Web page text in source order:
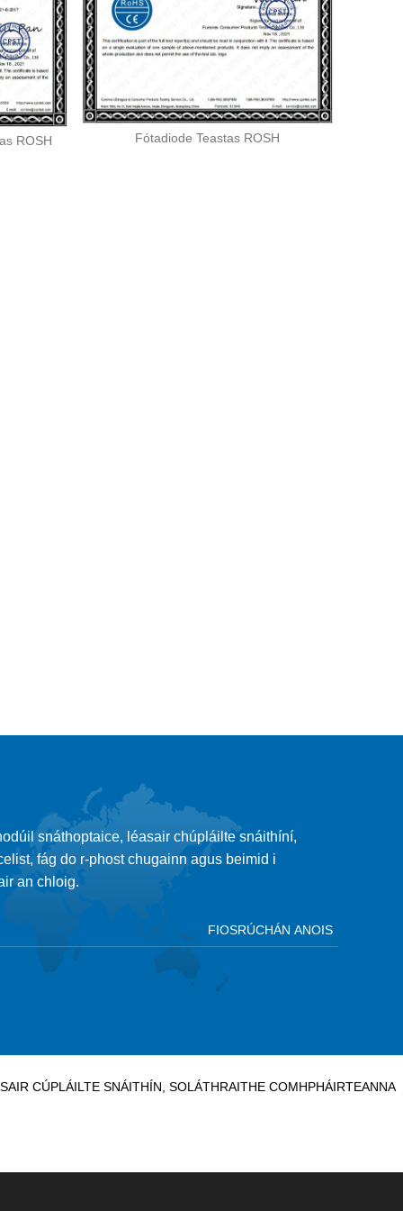
ROSH Fótadiode Teastas ROSH
snáthoptaice, léasair chúpláilte snáithíní,
fág do r-phost chugainn agus beimid i
an chloig.
CÚPLÁILTE SNÁITHÍN, SOLÁTHRAITHE COMHPHÁIRTEANNA